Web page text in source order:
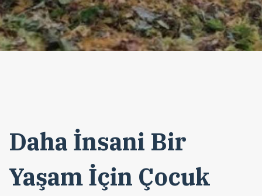
Daha İnsani Bir
Yaşam İçin Çocuk